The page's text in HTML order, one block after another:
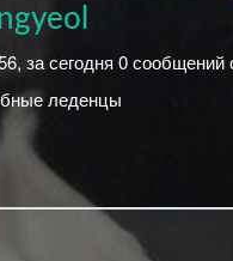
за сегодня 0 сообщений
леденцы